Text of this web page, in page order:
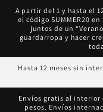
directamente
al contenido
A partir del 1 y hasta el
el código SUMMER20
juntos de un
guardarropa y hacer
Hasta 12 meses sin
Envíos gratis al interior
pesos. Envíos